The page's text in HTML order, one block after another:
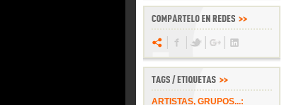
ARTISTAS, GRUPOS...: